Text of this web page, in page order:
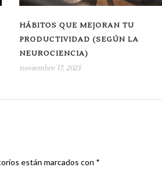
HÁBITOS QUE MEJORAN TU
PRODUCTIVIDAD (SEGÚN LA
NEUROCIENCIA)
noviembre 17, 2023
están marcados con *